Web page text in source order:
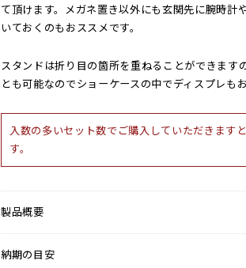
て頂けます。メガネ置き以外にも玄関先に腕時計
いておくのもおススメです。
スタンドは折り目の箇所を重ねることができます
とも可能なのでショーケースの中でディスプレもお
入数の多いセット数でご購入していただきます
す。
製品概要
納期の目安